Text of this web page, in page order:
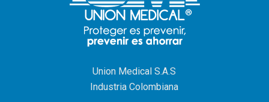
Union Medical S.A.S
Industria Colombiana